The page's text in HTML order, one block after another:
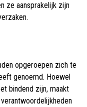
ze aansprakelijk zijn
opgeroepen zich te
genoemd. Hoewel
bindend zijn, maakt